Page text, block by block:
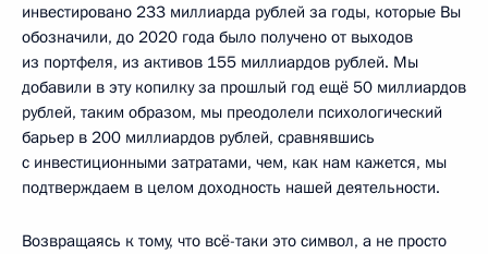
инвестировано 233 миллиарда рублей за годы, которые Вы
обозначили, до 2020 года было получено от выходов
из портфеля, из активов 155 миллиардов рублей. Мы
добавили в эту копилку за прошлый год ещё 50 миллиардов
рублей, таким образом, мы преодолели психологический
барьер в 200 миллиардов рублей, сравнявшись
с инвестиционными затратами, чем, как нам кажется, мы
подтверждаем в целом доходность нашей деятельности.
Возвращаясь к тому, что всё-таки это символ, а не просто